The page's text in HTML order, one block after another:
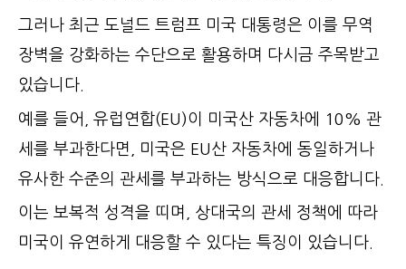
그러나 최근 도널드 트럼프 미국 대통령은 이를 무역
장벽을 강화하는 수단으로 활용하며 다시금 주목받고
있습니다.
예를 들어, 유럽연합(EU)이 미국산 자동차에 10% 관
세를 부과한다면, 미국은 EU산 자동차에 동일하거나
유사한 수준의 관세를 부과하는 방식으로 대응합니다.
이는 보복적 성격을 띠며, 상대국의 관세 정책에 따라
미국이 유연하게 대응할 수 있다는 특징이 있습니다.